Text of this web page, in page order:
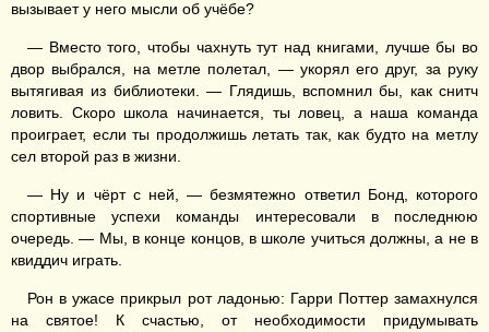
вызывает у него мысли об учёбе?
— Вместо того, чтобы чахнуть тут над книгами, лучше бы во
двор выбрался, на метле полетал, — укорял его друг, за руку
вытягивая из библиотеки. — Глядишь, вспомнил бы, как снитч
ловить. Скоро школа начинается, ты ловец, а наша команда
проиграет, если ты продолжишь летать так, как будто на метлу
сел второй раз в жизни.
— Ну и чёрт с ней, — безмятежно ответил Бонд, которого
спортивные успехи команды интересовали в последнюю
очередь. — Мы, в конце концов, в школе учиться должны, а не в
квиддич играть.
Рон в ужасе прикрыл рот ладонью: Гарри Поттер замахнулся
на святое! К счастью, от необходимости придумывать